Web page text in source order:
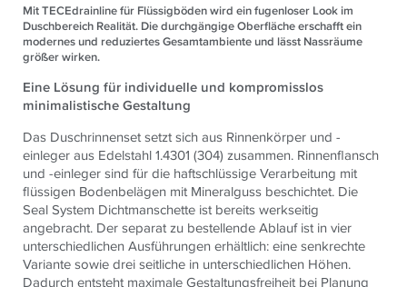
Mit TECEdrainline für Flüssigböden wird ein fugenloser Look im
Duschbereich Realität. Die durchgängige Oberfläche erschafft ein
modernes und reduziertes Gesamtambiente und lässt Nassräume
größer wirken.
Eine Lösung für individuelle und kompromisslos
minimalistische Gestaltung
Das Duschrinnenset setzt sich aus Rinnenkörper und -
einleger aus Edelstahl 1.4301 (304) zusammen. Rinnenflansch
und -einleger sind für die haftschlüssige Verarbeitung mit
flüssigen Bodenbelägen mit Mineralguss beschichtet. Die
Seal System Dichtmanschette ist bereits werkseitig
angebracht. Der separat zu bestellende Ablauf ist in vier
unterschiedlichen Ausführungen erhältlich: eine senkrechte
Variante sowie drei seitliche in unterschiedlichen Höhen.
Dadurch entsteht maximale Gestaltungsfreiheit bei Planung